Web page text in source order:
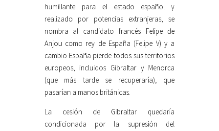
humillante para el estado español y
realizado por potencias extranjeras, se
nombra al candidato francés Felipe de
Anjou como rey de España (Felipe V) y a
cambio España pierde todos sus territorios
europeos, incluidos Gibraltar y Menorca
(que más tarde se recuperaría), que
pasarían a manos británicas.
La cesión de Gibraltar quedaría
condicionada por la supresión del